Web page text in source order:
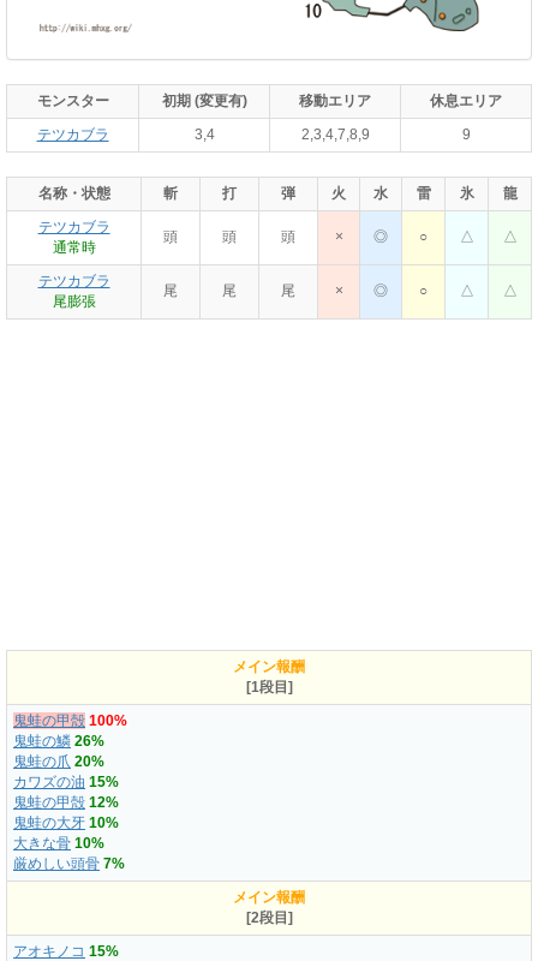
モンスター 初期 (変更有) 移動エリア
休息エリア
テツカブラ
3,4 2,3,4,7,8,9 9
名称・状態 斬 打 弾 火 水 雷 氷
龍
テツカブラ
通常時
頭 頭 頭 × ◎ ○ △ △
テツカブラ
尾膨張
尾 尾 尾 × ◎ ○ △ △
メイン報酬
[1段目]
鬼蛙の甲殻 100%
鬼蛙の鱗 26%
鬼蛙の爪 20%
カワズの油 15%
鬼蛙の甲殻 12%
鬼蛙の大牙 10%
大きな骨 10%
厳めしい頭骨 7%
メイン報酬
[2段目]
アオキノコ 15%